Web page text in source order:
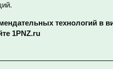
технологий в
1PNZ.ru